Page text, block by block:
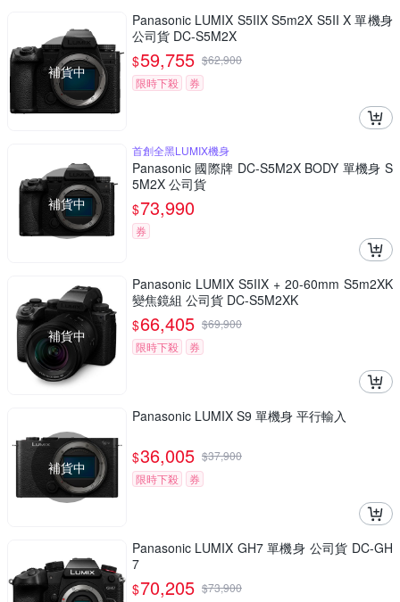
補貨中
Panasonic LUMIX S5IIX S5m2X S5II X 單機身
公司貨 DC-S5M2X
$59,755 $62,900
限時下殺
券
補貨中
首創全黑LUMIX機身
Panasonic 國際牌 DC-S5M2X BODY 單機身 S
5M2X 公司貨
$73,990
券
補貨中
Panasonic LUMIX S5IIX + 20-60mm S5m2XK
變焦鏡組 公司貨 DC-S5M2XK
$66,405 $69,900
限時下殺
券
補貨中
Panasonic LUMIX S9 單機身 平行輸入
$36,005 $37,900
限時下殺
券
Panasonic LUMIX GH7 單機身 公司貨 DC-GH
7
$70,205 $73,900